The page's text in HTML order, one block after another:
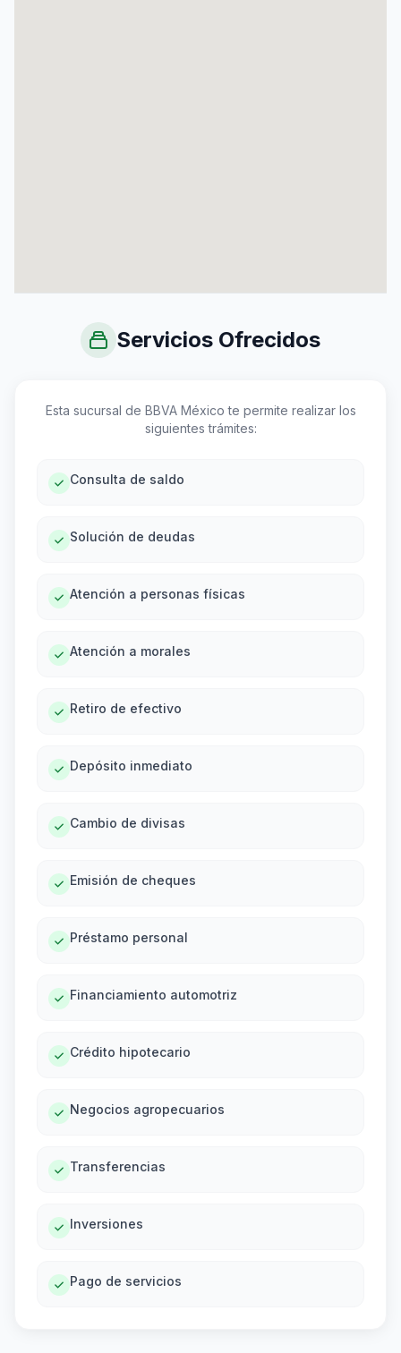
Servicios Ofrecidos
Esta sucursal de BBVA México te permite realizar los
siguientes trámites:
Consulta de saldo
Solución de deudas
Atención a personas físicas
Atención a morales
Retiro de efectivo
Depósito inmediato
Cambio de divisas
Emisión de cheques
Préstamo personal
Financiamiento automotriz
Crédito hipotecario
Negocios agropecuarios
Transferencias
Inversiones
Pago de servicios